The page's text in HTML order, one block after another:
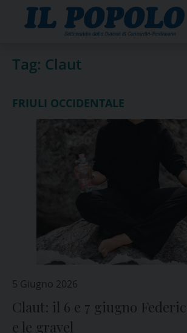
Tag: Claut
FRIULI OCCIDENTALE
5 Giugno 2026
Claut: il 6 e 7 giugno
e le gravel